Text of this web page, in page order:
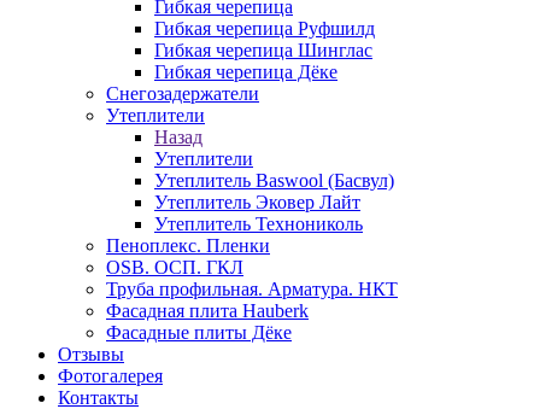
Гибкая черепица
Гибкая черепица Руфшилд
Гибкая черепица Шинглас
Гибкая черепица Дёке
Снегозадержатели
Утеплители
Назад
Утеплители
Утеплитель Baswool (Басвул)
Утеплитель Эковер Лайт
Утеплитель Технониколь
Пеноплекс. Пленки
OSB. ОСП. ГКЛ
Труба профильная. Арматура. НКТ
Фасадная плита Hauberk
Фасадные плиты Дёке
Отзывы
Фотогалерея
Контакты